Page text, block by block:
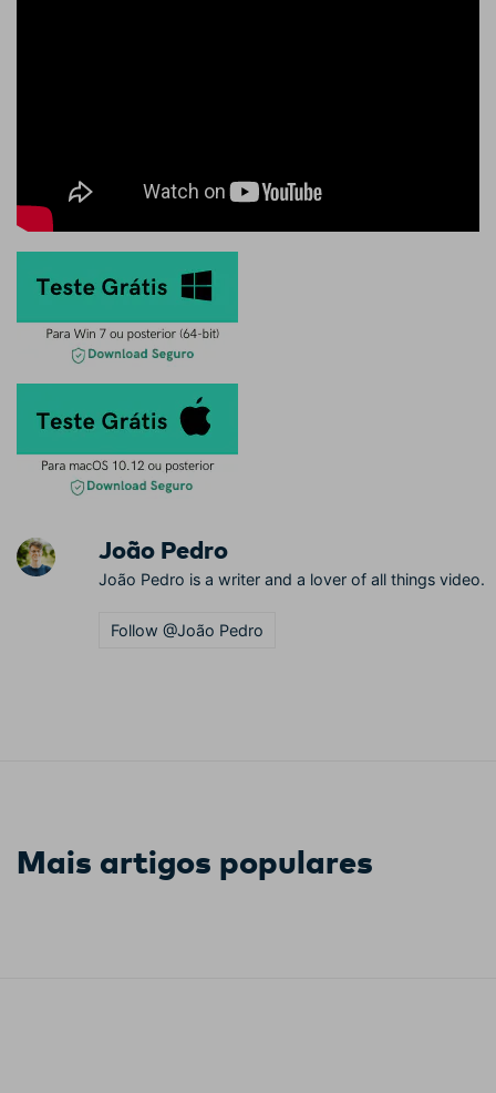
João Pedro
João Pedro is a writer and a lover of all things video.
Follow @João Pedro
Mais artigos populares